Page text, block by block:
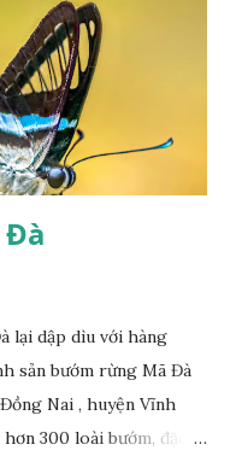
lại dập dìu với hàng
sản bướm rừng Mã Đà
Nai , huyện Vĩnh
300 loài bướm, đặc